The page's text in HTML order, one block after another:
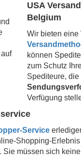
USA
Belgium
Wir bieten
können
zum Schutz
Spediteure,
Verfügung
Service
Shopping-
Sie müssen sich